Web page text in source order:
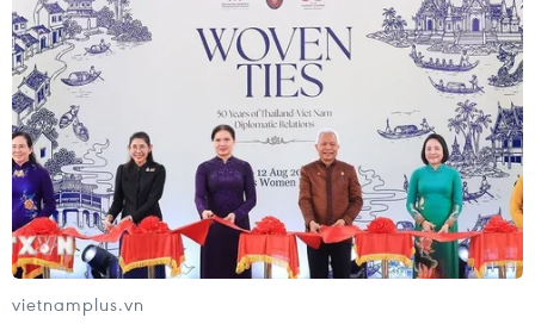
vietnamplus.vn